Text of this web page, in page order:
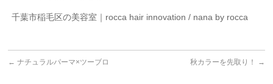
千葉市稲毛区の美容室｜ rocca hair innovation / nana by rocca
← ナチュラルパーマ×ツーブロ 秋カラーを先取り！ →